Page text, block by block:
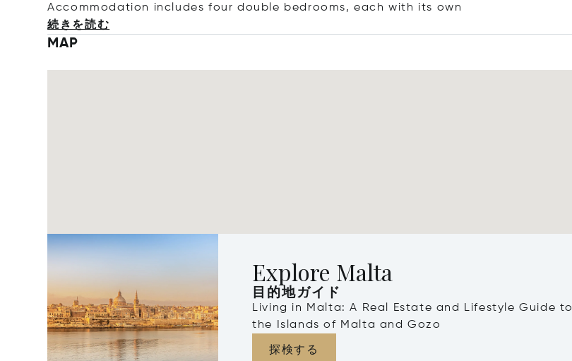
Accommodation includes four double bedrooms, each with its own
続きを読む
MAP
Explore Malta
目的地ガイド
Living in Malta: A Real Estate and Lifestyle Guide to
the Islands of Malta and Gozo
探検する